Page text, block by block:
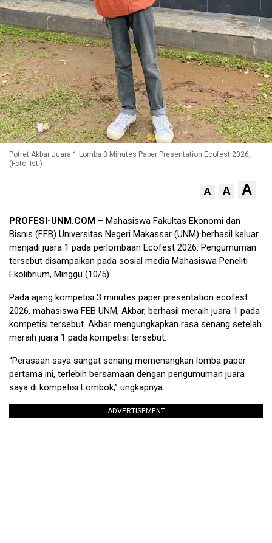
Potret Akbar Juara 1 Lomba 3 Minutes Paper Presentation Ecofest 2026,
(Foto: Ist.)
A A A
PROFESI-UNM.COM – Mahasiswa Fakultas Ekonomi dan
Bisnis (FEB) Universitas Negeri Makassar (UNM) berhasil keluar
menjadi juara 1 pada perlombaan Ecofest 2026. Pengumuman
tersebut disampaikan pada sosial media Mahasiswa Peneliti
Ekolibrium, Minggu (10/5).
Pada ajang kompetisi 3 minutes paper presentation ecofest
2026, mahasiswa FEB UNM, Akbar, berhasil meraih juara 1 pada
kompetisi tersebut. Akbar mengungkapkan rasa senang setelah
meraih juara 1 pada kompetisi tersebut.
“Perasaan saya sangat senang memenangkan lomba paper
pertama ini, terlebih bersamaan dengan pengumuman juara
saya di kompetisi Lombok,” ungkapnya.
ADVERTISEMENT